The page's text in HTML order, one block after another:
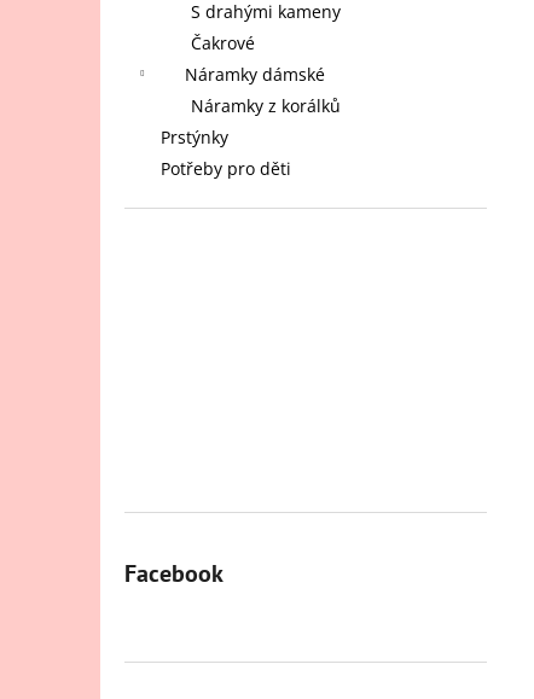
S drahými kameny
Čakrové
Náramky dámské
Náramky z korálků
Prstýnky
Potřeby pro děti
Facebook